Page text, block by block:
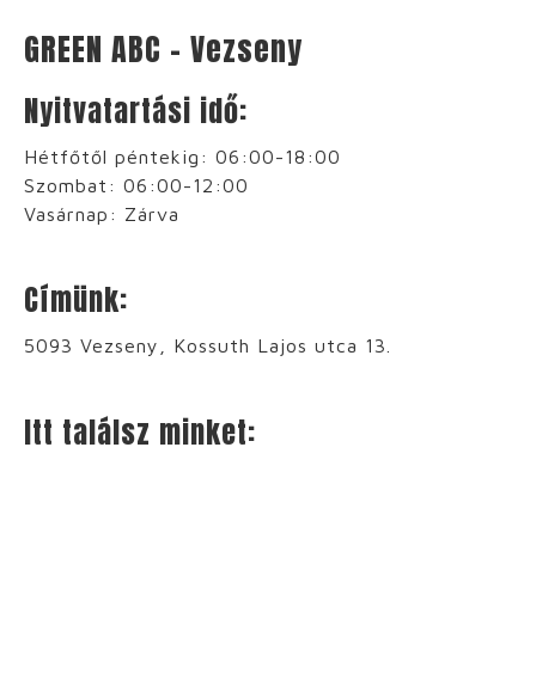
GREEN ABC – Vezseny
Nyitvatartási idő:
Hétfőtől péntekig: 06:00-18:00
Szombat: 06:00-12:00
Vasárnap: Zárva
Címünk:
5093 Vezseny, Kossuth Lajos utca 13.
Itt találsz minket: